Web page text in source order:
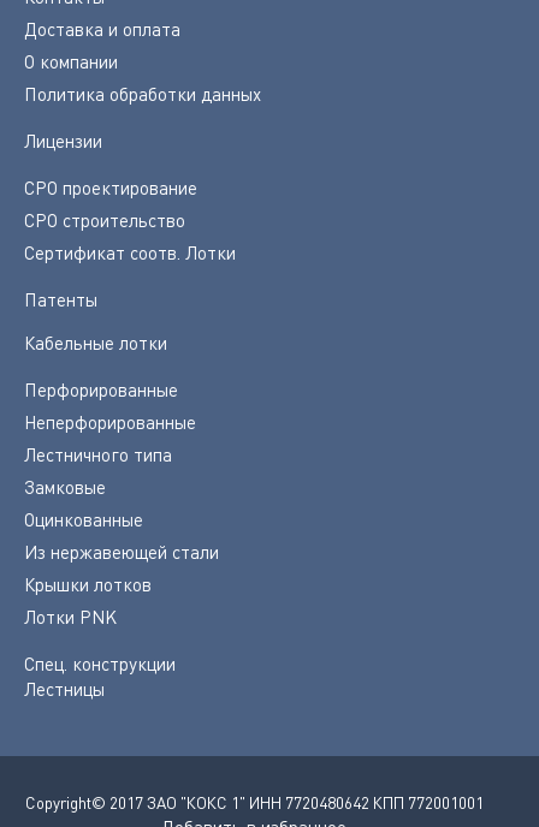
Доставка и оплата
О компании
Политика обработки данных
Лицензии
СРО проектирование
СРО строительство
Сертификат соотв. Лотки
Патенты
Кабельные лотки
Перфорированные
Неперфорированные
Лестничного типа
Замковые
Оцинкованные
Из нержавеющей стали
Крышки лотков
Лотки PNK
Спец. конструкции
Лестницы
Copyright© 2017 ЗАО "КОКС 1" ИНН 7720480642 КПП 772001001